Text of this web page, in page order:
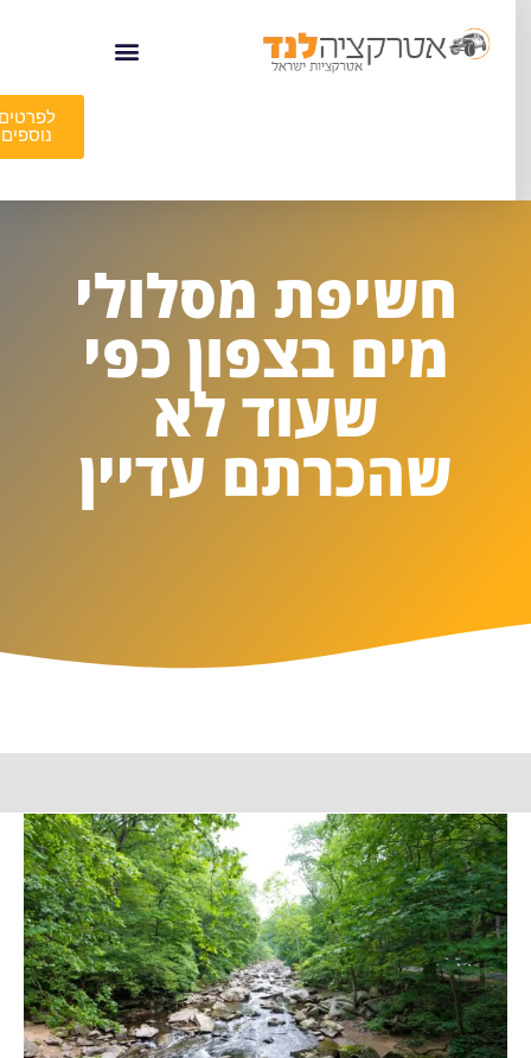
לפרטים
נוספים
חשיפת מסלולי
מים בצפון כפי
שעוד לא
שהכרתם עדיין